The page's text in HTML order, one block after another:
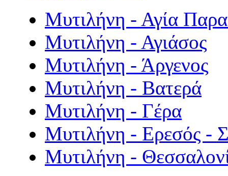
Μυτιλήνη - Αγία
Μυτιλήνη - Αγιάσος
Μυτιλήνη - Άργενος
Μυτιλήνη - Βατερά
Μυτιλήνη - Γέρα
Μυτιλήνη - Ερεσός -
Μυτιλήνη -